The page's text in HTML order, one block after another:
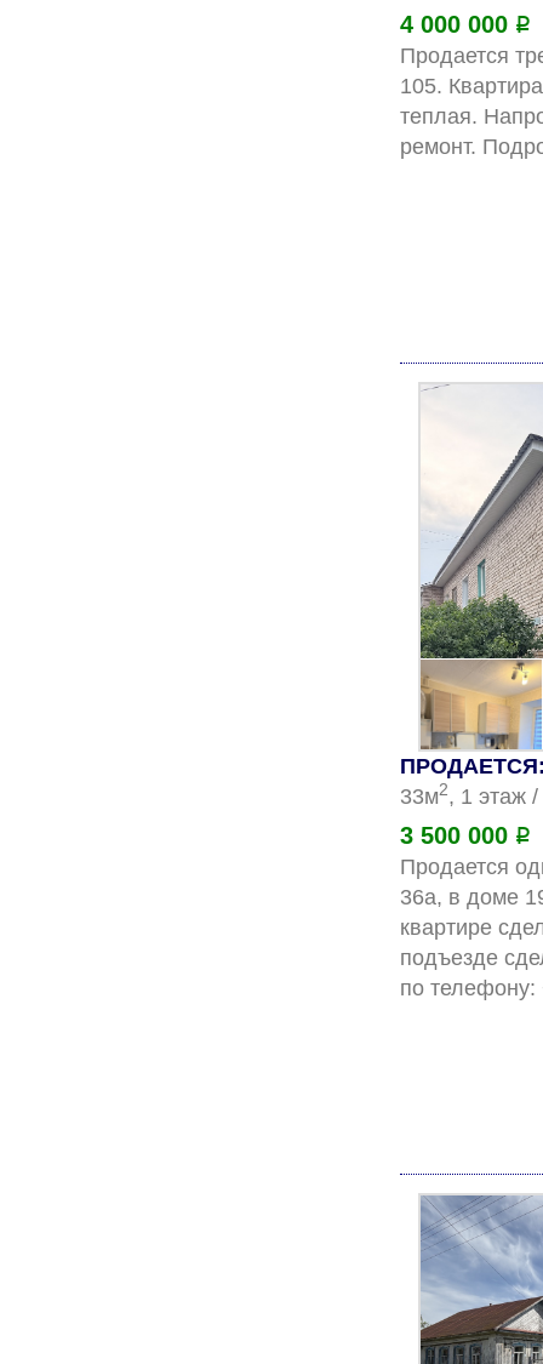
4 000 000 Р
Продается
105.
теплая.
ПРОДАЕТСЯ:
33м2, 1 этаж
3 500 000 Р
Продается
36а, в доме
квартире
подъезде